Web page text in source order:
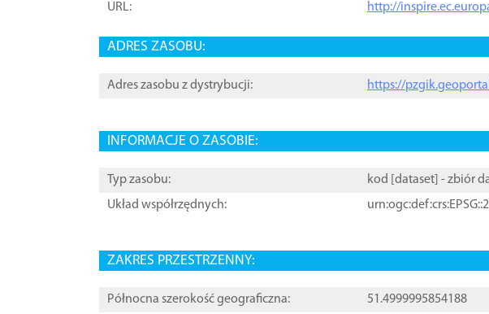
URL:
http://
ADRES ZASOBU:
Adres zasobu z dystrybucji: https://
INFORMACJE O ZASOBIE:
Typ zasobu: kod [ dataset ] - zbiór
Układ współrzędnych:
ZAKRES PRZESTRZENNY:
Północna szerokość geograficzna:
51.4999995854188